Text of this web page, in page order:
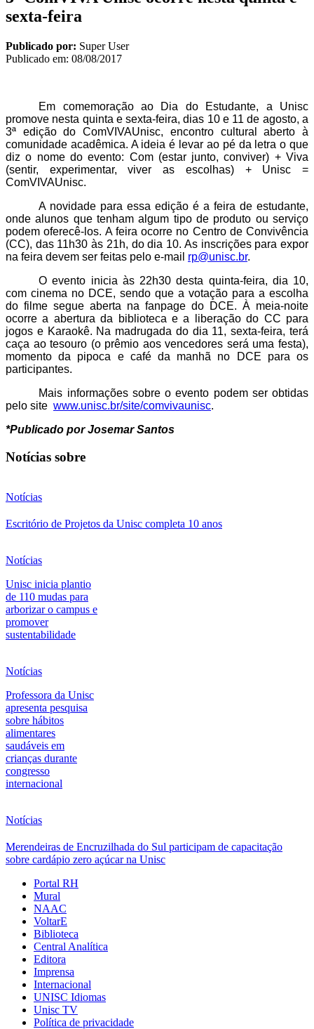
sexta-feira
Publicado por: Super User
Publicado em: 08/08/2017
Em comemoração ao Dia do Estudante, a Unisc
promove nesta quinta e sexta-feira, dias 10 e 11 de agosto, a
3ª edição do ComVIVAUnisc, encontro cultural aberto à
comunidade acadêmica. A ideia é levar ao pé da letra o que
diz o nome do evento: Com (estar junto, conviver) + Viva
(sentir, experimentar, viver as escolhas) + Unisc =
ComVIVAUnisc.
A novidade para essa edição é a feira de estudante,
onde alunos que tenham algum tipo de produto ou serviço
podem oferecê-los. A feira ocorre no Centro de Convivência
(CC), das 11h30 às 21h, do dia 10. As inscrições para expor
na feira devem ser feitas pelo e-mail rp@unisc.br.
O evento inicia às 22h30 desta quinta-feira, dia 10,
com cinema no DCE, sendo que a votação para a escolha
do filme segue aberta na fanpage do DCE. À meia-noite
ocorre a abertura da biblioteca e a liberação do CC para
jogos e Karaokê. Na madrugada do dia 11, sexta-feira, terá
caça ao tesouro (o prêmio aos vencedores será uma festa),
momento da pipoca e café da manhã no DCE para os
participantes.
Mais informações sobre o evento podem ser obtidas
pelo site www.unisc.br/site/comvivaunisc.
*Publicado por Josemar Santos
Notícias sobre
Notícias
Escritório de Projetos da Unisc completa 10 anos
Notícias
Unisc inicia plantio
de 110 mudas para
arborizar o campus e
promover
sustentabilidade
Notícias
Professora da Unisc
apresenta pesquisa
sobre hábitos
alimentares
saudáveis em
crianças durante
congresso
internacional
Notícias
Merendeiras de Encruzilhada do Sul participam de capacitação
sobre cardápio zero açúcar na Unisc
Portal RH
Mural
NAAC
VoltarE
Biblioteca
Central Analítica
Editora
Imprensa
Internacional
UNISC Idiomas
Unisc TV
Política de privacidade